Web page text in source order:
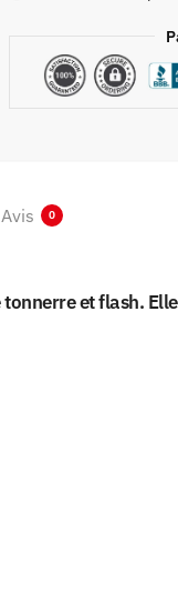
Coup
Avis 0
et flash.